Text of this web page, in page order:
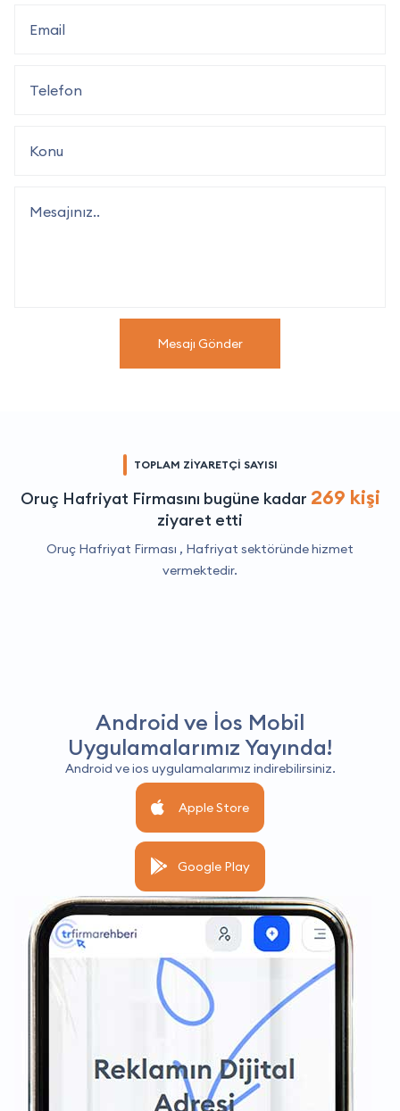
Mesajı Gönder
TOPLAM ZİYARETÇİ SAYISI
Oruç Hafriyat Firmasını bugüne kadar 269 kişi
ziyaret etti
Oruç Hafriyat Firması , Hafriyat sektöründe hizmet
vermektedir.
Android ve İos Mobil
Uygulamalarımız Yayında!
Android ve ios uygulamalarımız indirebilirsiniz.
Apple Store
Google Play